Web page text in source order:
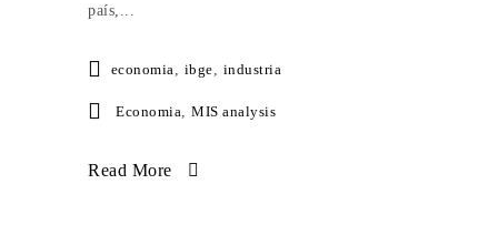
país,...
economia ibge industria
Economia MIS analysis
Read More